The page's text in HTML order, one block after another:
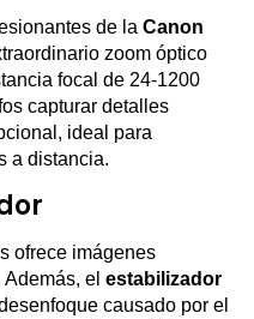
de la Canon
zoom óptico
focal de 24-1200
capturar detalles
ideal para
a distancia.
ofrece imágenes
el estabilizador
causado por el